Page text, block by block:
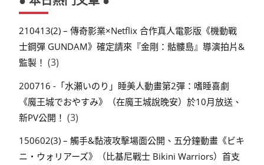
210413(2) – 傳奇影業×Netflix 合作真人電影版《機動戰
士鋼彈 GUNDAM》確定請來『金剛：骷髏島』導演拍片&
監製！ (3)
200716 -「水瀬いのり」睡美人動畫第2彈：嗜睡喜劇
《魔王城でおやすみ》（在魔王城說晚安）於10月放送、
新PV公開！ (3)
150602(3) – 觸手&黏液攻擊場面公開、五分鐘動畫《ビキ
ニ・ウォリアーズ》（比基尼戰士 Bikini Warriors）首支